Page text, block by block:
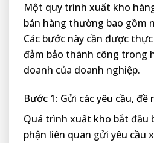
Một quy trình xuất kho
bán hàng thường bao gồm
Các bước này cần được
đảm bảo thành công trong
doanh của doanh nghiệp.
Bước 1: Gửi các yêu cầu,
Quá trình xuất kho bắt đầu
phận liên quan gửi yêu cầu